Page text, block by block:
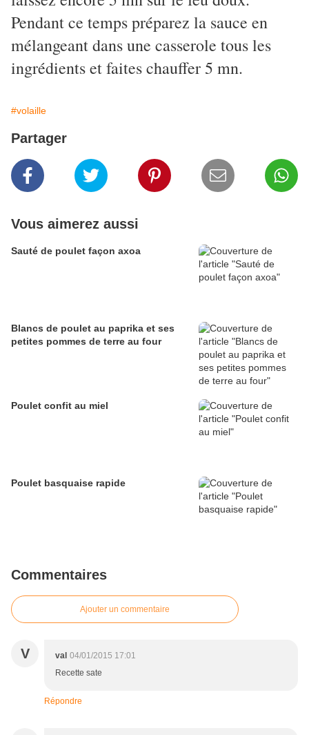
Pendant ce temps préparez la sauce en
mélangeant dans une casserole tous les
ingrédients et faites chauffer 5 mn.
#volaille
Partager
Vous aimerez aussi
Sauté de poulet façon axoa
Blancs de poulet au paprika et ses
petites pommes de terre au four
Poulet confit au miel
Poulet basquaise rapide
Commentaires
Ajouter un commentaire
V val 04/01/2015 17:01
Recette sate
Répondre